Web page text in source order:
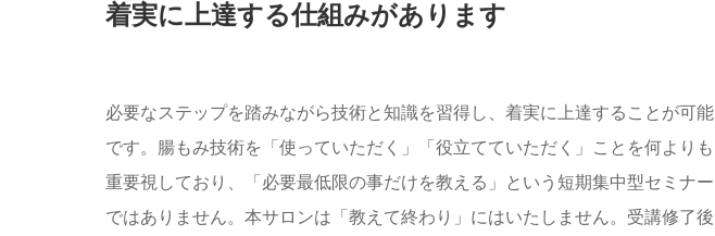
着実に上達する仕組みがあります
必要なステップを踏みながら技術と知識を習得し、着実に上達することが可能
です。腸もみ技術を「使っていただく」「役立てていただく」ことを何よりも
重要視しており、「必要最低限の事だけを教える」という短期集中型セミナー
ではありません。本サロンは「教えて終わり」にはいたしません。受講修了後